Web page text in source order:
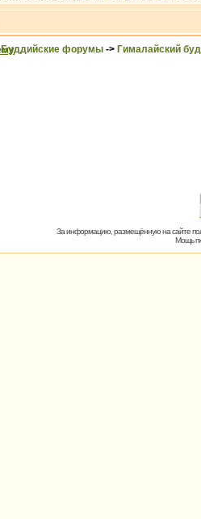
Буддийские форумы -> Гималайский
За информацию, размещённую на сайте
Мощь